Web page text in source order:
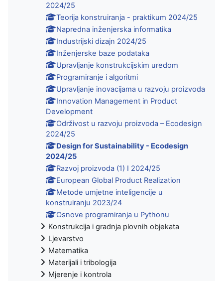
2024/25
Teorija konstruiranja - praktikum 2024/25
Napredna inženjerska informatika
Industrijski dizajn 2024/25
Inženjerske baze podataka
Upravljanje konstrukcijskim uredom
Programiranje i algoritmi
Upravljanje inovacijama u razvoju proizvoda
Innovation Management in Product
Development
Održivost u razvoju proizvoda – Ecodesign
2024/25
Design for Sustainability - Ecodesign
2024/25
Razvoj proizvoda (1) I 2024/25
European Global Product Realization
Metode umjetne inteligencije u
konstruiranju 2023/24
Osnove programiranja u Pythonu
Konstrukcija i gradnja plovnih objekata
Ljevarstvo
Matematika
Materijali i tribologija
Mjerenje i kontrola